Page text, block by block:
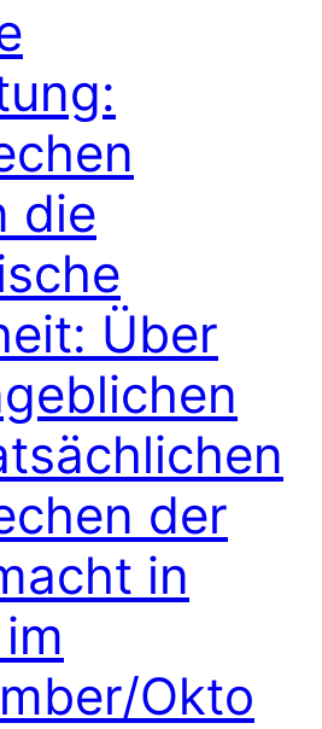
die
Über
der
in
Okto